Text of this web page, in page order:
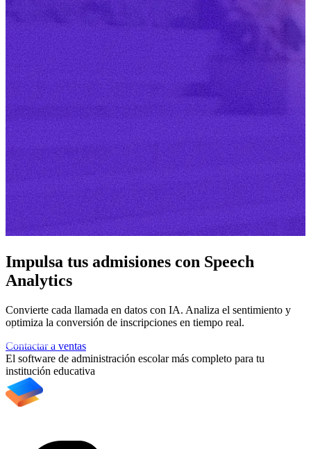
Impulsa tus admisiones con Speech
Analytics
Convierte cada llamada en datos con IA. Analiza el sentimiento y
optimiza la conversión de inscripciones en tiempo real.
Contactar a ventas
El software de administración escolar más completo para tu
institución educativa